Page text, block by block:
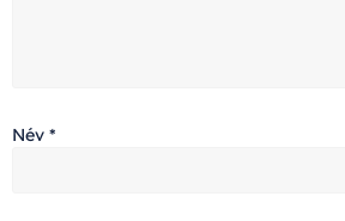
Név *